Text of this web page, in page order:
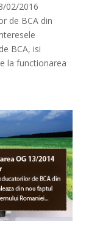
02/2016
de BCA din
BCA, isi
la functionarea